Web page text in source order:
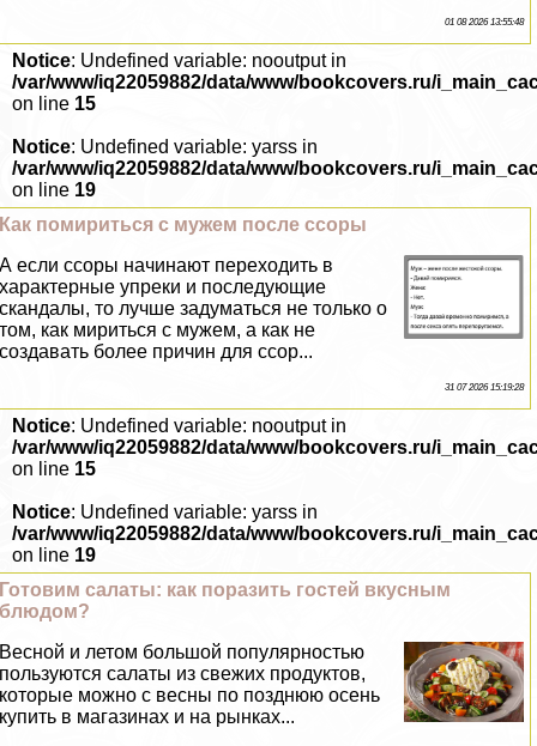
01 08 2026 13:55:48
Notice: Undefined variable: nooutput in
/var/www/iq22059882/data/www/bookcovers.ru/
on line 15
Notice: Undefined variable: yarss in
/var/www/iq22059882/data/www/bookcovers.ru/
on line 19
Как помириться с мужем после ссоры
А если ссоры начинают переходить в
хаpaктерные упреки и последующие
скандалы, то лучше задуматься не только о
том, как мириться с мужем, а как не
создавать более причин для ссор...
31 07 2026 15:19:28
Notice: Undefined variable: nooutput in
/var/www/iq22059882/data/www/bookcovers.ru/
on line 15
Notice: Undefined variable: yarss in
/var/www/iq22059882/data/www/bookcovers.ru/
on line 19
Готовим салаты: как поразить гостей вкусным
блюдом?
Весной и летом большой популярностью
пользуются салаты из свежих продуктов,
которые можно с весны по позднюю осень
купить в магазинах и на рынках...